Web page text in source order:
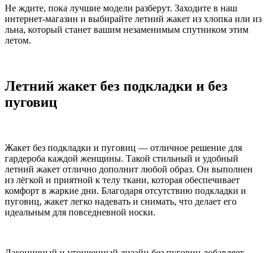
Не ждите, пока лучшие модели разберут. Заходите в наш
интернет-магазин и выбирайте летний жакет из хлопка или из
льна, который станет вашим незаменимым спутником этим
летом.
Летний жакет без подкладки и без
пуговиц
Жакет без подкладки и пуговиц — отличное решение для
гардероба каждой женщины. Такой стильный и удобный
летний жакет отлично дополнит любой образ. Он выполнен
из лёгкой и приятной к телу ткани, которая обеспечивает
комфорт в жаркие дни. Благодаря отсутствию подкладки и
пуговиц, жакет легко надевать и снимать, что делает его
идеальным для повседневной носки.